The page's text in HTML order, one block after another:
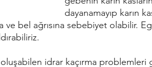
dayanamayıp karın
ve bel ağrısına sebebiyet olabilir.